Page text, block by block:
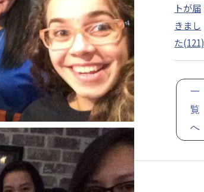
トが届
きまし
た(121)
一
覧
へ